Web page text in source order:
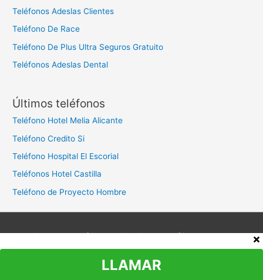
Teléfonos Adeslas Clientes
Teléfono De Race
Teléfono De Plus Ultra Seguros Gratuito
Teléfonos Adeslas Dental
Últimos teléfonos
Teléfono Hotel Melia Alicante
Teléfono Credito Si
Teléfono Hospital El Escorial
Teléfonos Hotel Castilla
Teléfono de Proyecto Hombre
Aviso legal Política de privacidad
Política de cookies
Contacto
Copyright © 2026Teléfono Atención al Cliente
LLAMAR